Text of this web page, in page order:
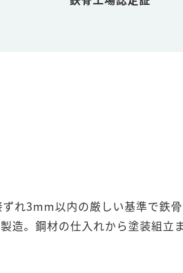
れ3mm以内の厳しい基準で鉄
造。鋼材の仕入れから塗装組立